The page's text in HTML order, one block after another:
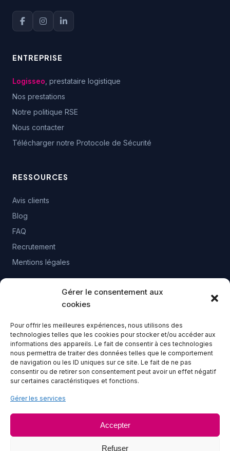
Gérer le consentement aux
cookies
Pour offrir les meilleures expériences, nous utilisons des
technologies telles que les cookies pour stocker et/ou accéder aux
informations des appareils. Le fait de consentir à ces technologies
nous permettra de traiter des données telles que le comportement
de navigation ou les ID uniques sur ce site. Le fait de ne pas
consentir ou de retirer son consentement peut avoir un effet négatif
sur certaines caractéristiques et fonctions.
Gérer les services
Accepter
Refuser
ENTREPRISE
Logisseo , prestataire logistique
Nos prestations
Notre politique RSE
Nous contacter
Télécharger notre Protocole de Sécurité
RESSOURCES
Avis clients
Blog
FAQ
Recrutement
Mentions légales
28-30 Bd Gaston Birgé 49100 ANGERS
Lundi au vendredi - 8h à 16h30
Logisseos'engage et est fier d'être labellisé
par l'AFNOR et certifié